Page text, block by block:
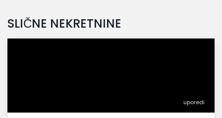
SLIČNE NEKRETNINE
uporedi